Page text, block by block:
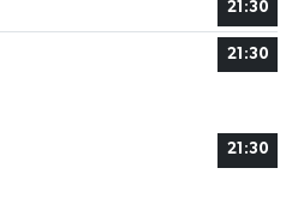
21:30
21:30
21:30